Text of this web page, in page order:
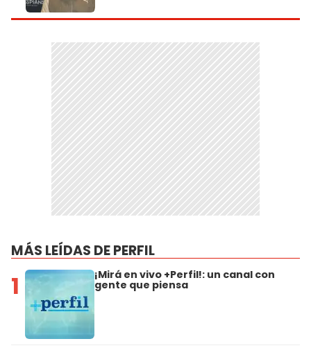
MÁS LEÍDAS DE PERFIL
1 ¡Mirá en vivo +Perfil!: un canal con
gente que piensa